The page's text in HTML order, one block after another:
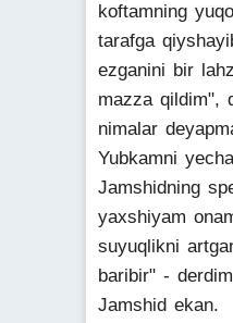
koftamning
tarafga
ezganini bir
mazza qildim",
nimalar
Yubkamni
Jamshidning
yaxshiyam
suyuqlikni
baribir" -
Jamshid ekan.